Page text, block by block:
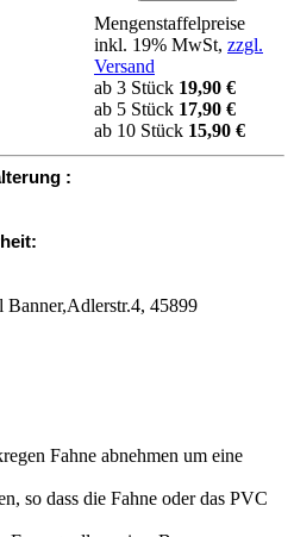
Mengenstaffelpreise
inkl. 19% MwSt, zzgl.
Versand
ab 3 Stück 19,90 €
ab 5 Stück 17,90 €
ab 10 Stück 15,90 €
:
Banner,Adlerstr.4, 45899
Fahne abnehmen um eine
so dass die Fahne oder das PVC